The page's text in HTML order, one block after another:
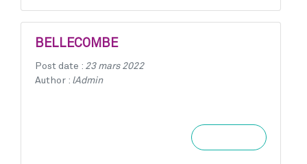
BELLECOMBE
Post date : 23 mars 2022
Author : lAdmin